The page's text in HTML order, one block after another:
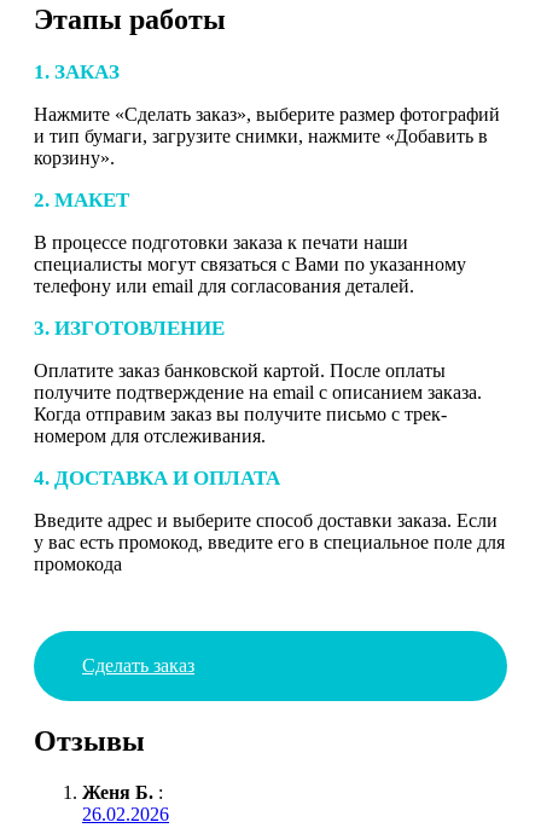
Этапы работы
1. ЗАКАЗ
Нажмите «Сделать заказ», выберите размер фотографий
и тип бумаги, загрузите снимки, нажмите «Добавить в
корзину».
2. МАКЕТ
В процессе подготовки заказа к печати наши
специалисты могут связаться с Вами по указанному
телефону или email для согласования деталей.
3. ИЗГОТОВЛЕНИЕ
Оплатите заказ банковской картой. После оплаты
получите подтверждение на email с описанием заказа.
Когда отправим заказ вы получите письмо с трек-
номером для отслеживания.
4. ДОСТАВКА И ОПЛАТА
Введите адрес и выберите способ доставки заказа. Если
у вас есть промокод, введите его в специальное поле для
промокода
Сделать заказ
Отзывы
Женя Б. :
26.02.2026